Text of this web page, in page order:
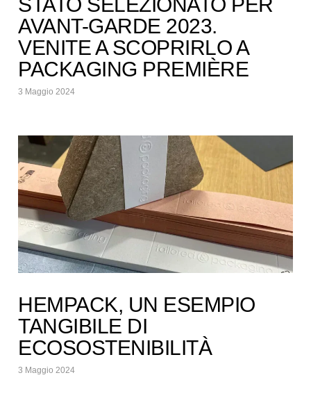
AVANT-GARDE 2023.
VENITE A SCOPRIRLO A
PACKAGING PREMIÈRE
3 Maggio 2024
HEMPACK, UN ESEMPIO
TANGIBILE DI
ECOSOSTENIBILITÀ
3 Maggio 2024